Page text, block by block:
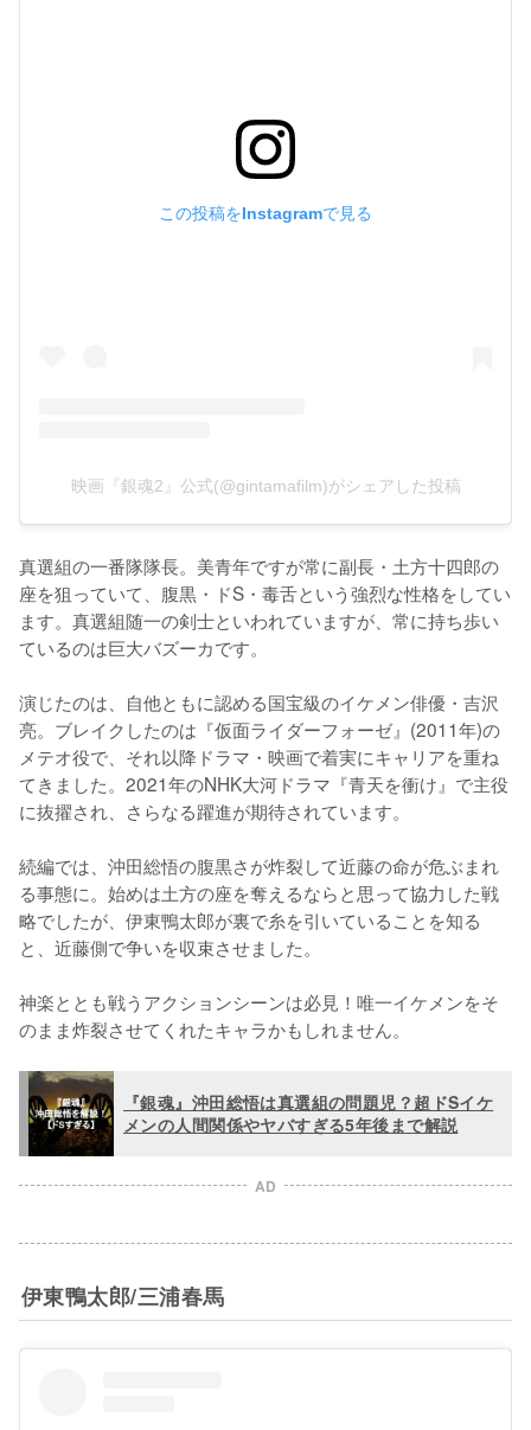
この投稿をInstagramで見る
映画『銀魂2』公式(@gintamafilm)がシェアした投稿
真選組の一番隊隊長。美青年ですが常に副長・土方十四郎の
座を狙っていて、腹黒・ドS・毒舌という強烈な性格をしてい
ます。真選組随一の剣士といわれていますが、常に持ち歩い
ているのは巨大バズーカです。
演じたのは、自他ともに認める国宝級のイケメン俳優・吉沢
亮。ブレイクしたのは『仮面ライダーフォーゼ』(2011年)の
メテオ役で、それ以降ドラマ・映画で着実にキャリアを重ね
てきました。2021年のNHK大河ドラマ『青天を衝け』で主役
に抜擢され、さらなる躍進が期待されています。
続編では、沖田総悟の腹黒さが炸裂して近藤の命が危ぶまれ
る事態に。始めは土方の座を奪えるならと思って協力した戦
略でしたが、伊東鴨太郎が裏で糸を引いていることを知る
と、近藤側で争いを収束させました。
神楽ととも戦うアクションシーンは必見！唯一イケメンをそ
のまま炸裂させてくれたキャラかもしれません。
『銀魂』沖田総悟は真選組の問題児？超ドSイケ
メンの人間関係やヤバすぎる5年後まで解説
AD
伊東鴨太郎/三浦春馬